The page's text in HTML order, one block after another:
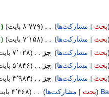
بحث مشارکت‌ها ۸٬۷۷۹ بایت
بحث مشارکت‌ها ۷٬۱۵۸ بایت
بحث مشارکت‌ها جز ۷٬۰۲۸ بایت
بحث مشارکت‌ها جز ۵٬۸۴۶ بایت
بحث مشارکت‌ها جز ۴٬۹۸۳ بایت
بحث مشارکت‌ها ۴٬۴۶۸ بایت